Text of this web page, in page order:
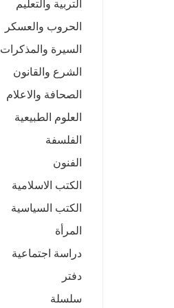
التربية والتعليم
الحروب والعسكر
السيرة والمذكرات
الشرع والقانون
الصحافة والاعلام
العلوم الطبيعية
الفلسفة
الفنون
الكتب الاسلامية
الكتب السياسية
المرأة
دراسة اجتماعية
دفتر
سلسلة